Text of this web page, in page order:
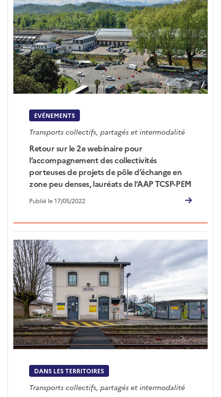
EVÉNEMENTS
Transports collectifs, partagés et intermodalité
Retour sur le 2e webinaire pour
l’accompagnement des collectivités
porteuses de projets de pôle d’échange en
zone peu denses, lauréats de l’AAP TCSP-PEM
Publié le 17/05/2022
DANS LES TERRITOIRES
Transports collectifs, partagés et intermodalité